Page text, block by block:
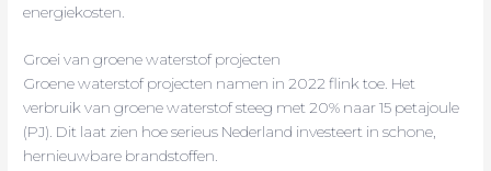
energiekosten.
Groei van groene waterstof projecten
Groene waterstof projecten namen in 2022 flink toe. Het
verbruik van groene waterstof steeg met 20% naar 15 petajoule
(PJ). Dit laat zien hoe serieus Nederland investeert in schone,
hernieuwbare brandstoffen.